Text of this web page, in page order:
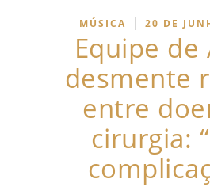
MÚSICA | 20 DE
Equipe de
desmente
entre
cirurgia: